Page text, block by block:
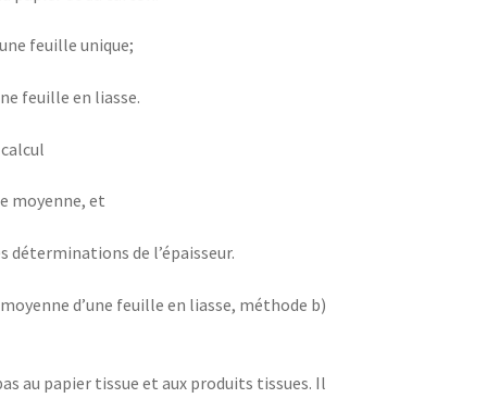
feuille unique;
feuille en liasse.
moyenne, et
de l’épaisseur.
d’une feuille en liasse, méthode b)
au papier tissue et aux produits tissues. Il